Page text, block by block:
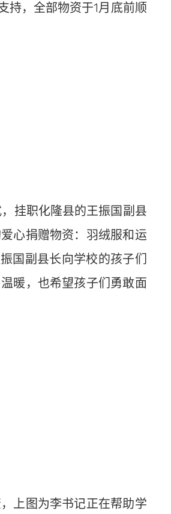
持，全部物资于1月底前顺
挂职化隆县的王振国副县
心捐赠物资：羽绒服和运
国副县长向学校的孩子们
暖，也希望孩子们勇敢面
上图为李书记正在帮助学